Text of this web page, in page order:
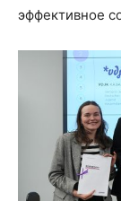
эффективное